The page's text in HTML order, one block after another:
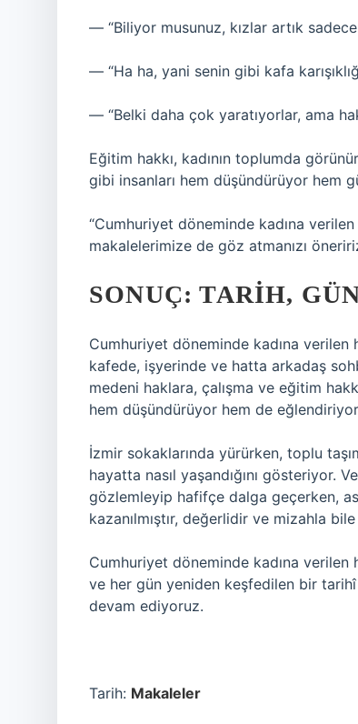
— “Biliyor musunuz, kızlar artık
— “Ha ha, yani senin gibi kafa
— “Belki daha çok yaratıyorlar, ama
Eğitim hakkı, kadının toplumda
gibi insanları hem düşündürüyor hem
“Cumhuriyet döneminde kadına
makalelerimize de göz atmanızı
SONUÇ: TARIH,
Cumhuriyet döneminde kadına
kafede, işyerinde ve hatta arkadaş
medeni haklara, çalışma ve eğitim
hem düşündürüyor hem de
İzmir sokaklarında yürürken, toplu
hayatta nasıl yaşandığını gösteriyor.
gözlemleyip hafifçe dalga geçerken,
kazanılmıştır, değerlidir ve mizahla
Cumhuriyet döneminde kadına
ve her gün yeniden keşfedilen bir
devam ediyoruz.
Tarih: Makaleler